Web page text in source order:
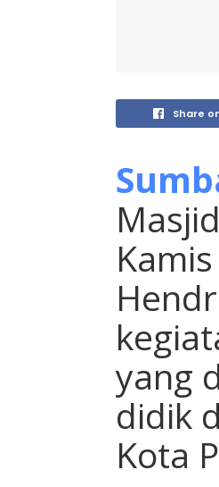
Share
yang
didik
Kota